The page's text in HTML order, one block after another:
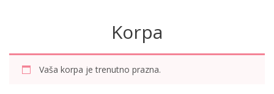
Korpa
Vaša korpa je trenutno prazna.